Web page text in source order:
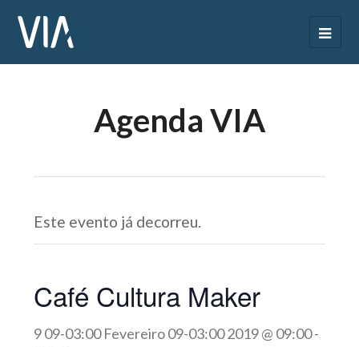
Agenda VIA
Este evento já decorreu.
Café Cultura Maker
9 09-03:00 Fevereiro 09-03:00 2019 @ 09:00-